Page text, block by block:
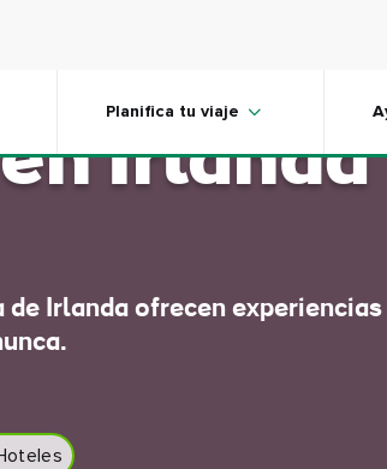
Planifica tu viaje
hoteles
Irlanda
Irlanda ofrecen experiencias